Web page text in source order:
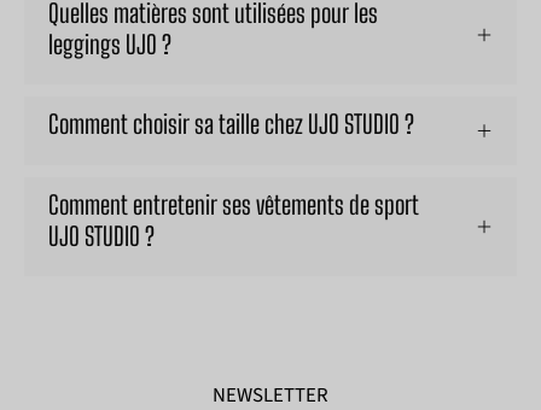
Quelles matières sont utilisées pour les
leggings UJO ?
Comment choisir sa taille chez UJO STUDIO ?
Comment entretenir ses vêtements de sport
UJO STUDIO ?
NEWSLETTER